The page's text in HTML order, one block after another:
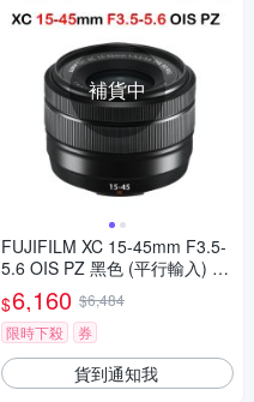
補貨中
FUJIFILM XC 15-45mm F3.5-
5.6 OIS PZ 黑色 (平行輸入) 白
盒 送 UV保護鏡+吹球清潔組
$6,160 $6,484
限時下殺
券
貨到通知我